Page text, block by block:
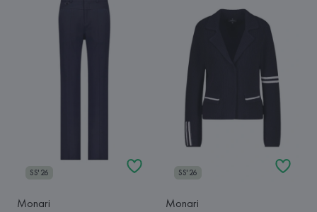
SS'26
Monari
SS'26
Monari